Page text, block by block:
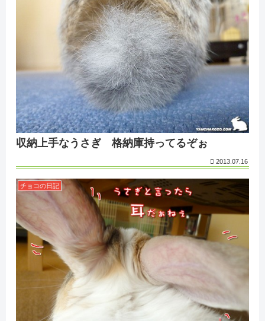
収納上手なうさぎ 格納庫持ってるぞぉ
2013.07.16
チョコの日記